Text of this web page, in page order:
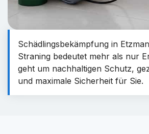
Schädlingsbekämpfung in
Straning bedeutet mehr als nur
geht um nachhaltigen Schutz,
und maximale Sicherheit für Sie.